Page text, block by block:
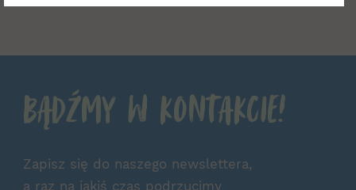
Bądźmy w kontakcie!
Zapisz się do naszego newslettera,
a raz na jakiś czas podrzucimy